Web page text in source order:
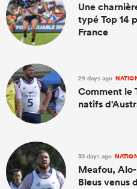
Une
typé Top 14
France
29 days ago
Comment le
natifs
30 days ago
Meafou,
Bleus venus